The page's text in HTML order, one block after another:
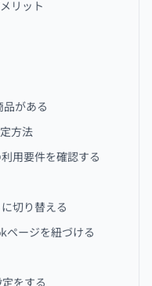
リット
がある
方法
用要件を確認する
切り替える
ページを紐づける
をする